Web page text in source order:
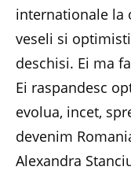
internationale la
veseli si
deschisi. Ei ma
Ei raspandesc
evolua, incet,
devenim
Alexandra